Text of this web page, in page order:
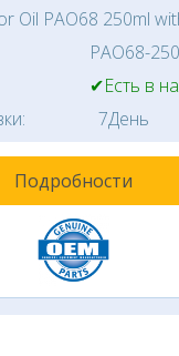
Oil PAO68 250ml
PAO68-
✔Есть в
7День
Подробности